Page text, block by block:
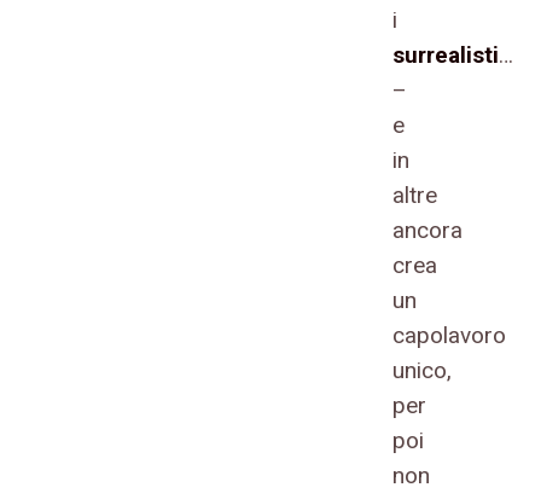
i
surrealisti…
–
e
in
altre
ancora
crea
un
capolavoro
unico,
per
poi
non